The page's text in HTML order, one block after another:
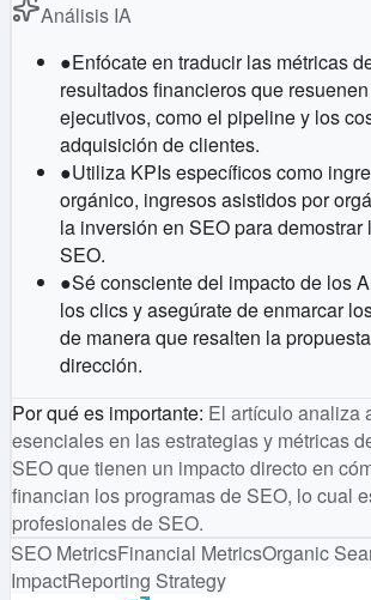
Análisis IA
●Enfócate en traducir las métricas
resultados financieros que
ejecutivos, como el pipeline y los
adquisición de clientes.
●Utiliza KPIs específicos como
orgánico, ingresos asistidos por
la inversión en SEO para
SEO.
●Sé consciente del impacto de los
los clics y asegúrate de enmarcar
de manera que resalten la
dirección.
Por qué es importante: El artículo analiza
esenciales en las estrategias y métricas
SEO que tienen un impacto directo en
financian los programas de SEO, lo cual
profesionales de SEO.
SEO MetricsFinancial MetricsOrganic
ImpactReporting Strategy